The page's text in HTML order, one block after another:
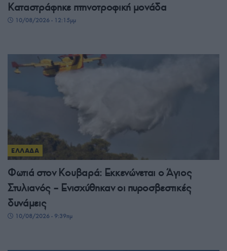
Καταστράφηκε πτηνοτροφική μονάδα
10/08/2026 - 12:15μμ
ΕΛΛΑΔΑ
Φωτιά στον Κουβαρά: Εκκενώνεται ο Άγιος
Στυλιανός – Ενισχύθηκαν οι πυροσβεστικές
δυνάμεις
10/08/2026 - 9:39πμ